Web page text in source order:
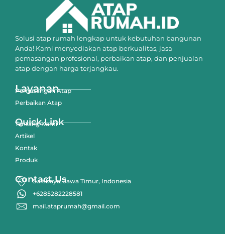
Solusi atap rumah lengkap untuk kebutuhan bangunan
Anda! Kami menyediakan atap berkualitas, jasa
pemasangan profesional, perbaikan atap, dan penjualan
atap dengan harga terjangkau.
Layanan
Pemasangan Atap
Perbaikan Atap
Quick Link
Tentang Kami
Artikel
Kontak
Produk
Contact Us
Surabaya, Jawa Timur, Indonesia
+6285282228581
mail.ataprumah@gmail.com